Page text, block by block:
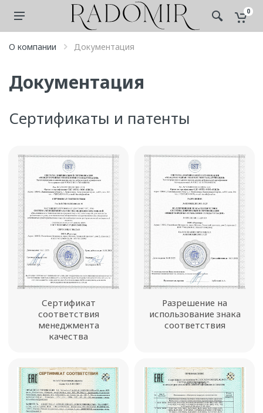
0
О компании Документация
Документация
Сертификаты и патенты
Сертификат
соответствия
менеджмента
качества
Разрешение на
использование знака
соответствия